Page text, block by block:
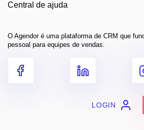
Central de ajuda
O Agendor é uma plataforma de CRM que
pessoal para equipes de vendas.
LOGIN